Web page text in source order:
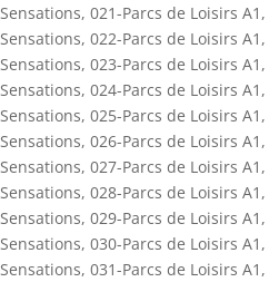
Sensations, 021-Parcs de Loisirs A1 ,
Sensations, 022-Parcs de Loisirs A1 ,
Sensations, 023-Parcs de Loisirs A1 ,
Sensations, 024-Parcs de Loisirs A1 ,
Sensations, 025-Parcs de Loisirs A1 ,
Sensations, 026-Parcs de Loisirs A1 ,
Sensations, 027-Parcs de Loisirs A1 ,
Sensations, 028-Parcs de Loisirs A1 ,
Sensations, 029-Parcs de Loisirs A1 ,
Sensations, 030-Parcs de Loisirs A1 ,
Sensations, 031-Parcs de Loisirs A1 ,